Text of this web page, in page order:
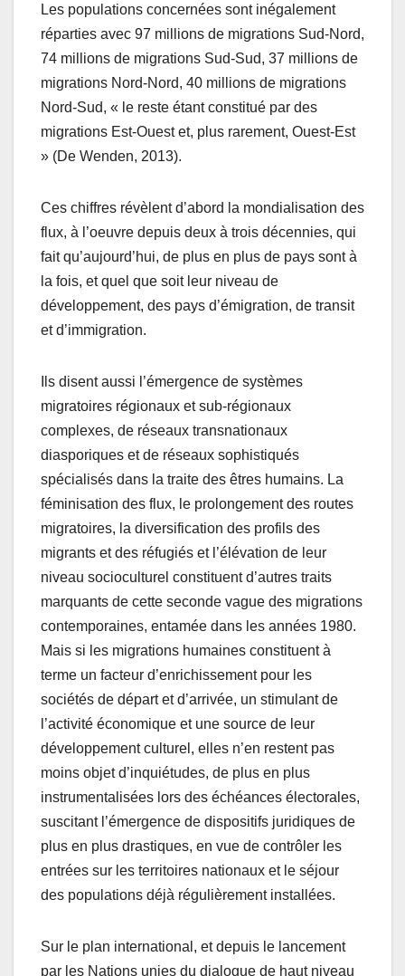
Les populations concernées sont inégalement
réparties avec 97 millions de migrations Sud-Nord,
74 millions de migrations Sud-Sud, 37 millions de
migrations Nord-Nord, 40 millions de migrations
Nord-Sud, « le reste étant constitué par des
migrations Est-Ouest et, plus rarement, Ouest-Est
» (De Wenden, 2013).
Ces chiffres révèlent d’abord la mondialisation des
flux, à l’oeuvre depuis deux à trois décennies, qui
fait qu’aujourd’hui, de plus en plus de pays sont à
la fois, et quel que soit leur niveau de
développement, des pays d’émigration, de transit
et d’immigration.
Ils disent aussi l’émergence de systèmes
migratoires régionaux et sub-régionaux
complexes, de réseaux transnationaux
diasporiques et de réseaux sophistiqués
spécialisés dans la traite des êtres humains. La
féminisation des flux, le prolongement des routes
migratoires, la diversification des profils des
migrants et des réfugiés et l’élévation de leur
niveau socioculturel constituent d’autres traits
marquants de cette seconde vague des migrations
contemporaines, entamée dans les années 1980.
Mais si les migrations humaines constituent à
terme un facteur d’enrichissement pour les
sociétés de départ et d’arrivée, un stimulant de
l’activité économique et une source de leur
développement culturel, elles n’en restent pas
moins objet d’inquiétudes, de plus en plus
instrumentalisées lors des échéances électorales,
suscitant l’émergence de dispositifs juridiques de
plus en plus drastiques, en vue de contrôler les
entrées sur les territoires nationaux et le séjour
des populations déjà régulièrement installées.
Sur le plan international, et depuis le lancement
par les Nations unies du dialogue de haut niveau